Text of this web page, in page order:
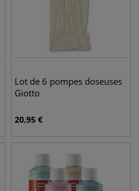
Lot de 6 pompes doseuses
Giotto
20,95 €